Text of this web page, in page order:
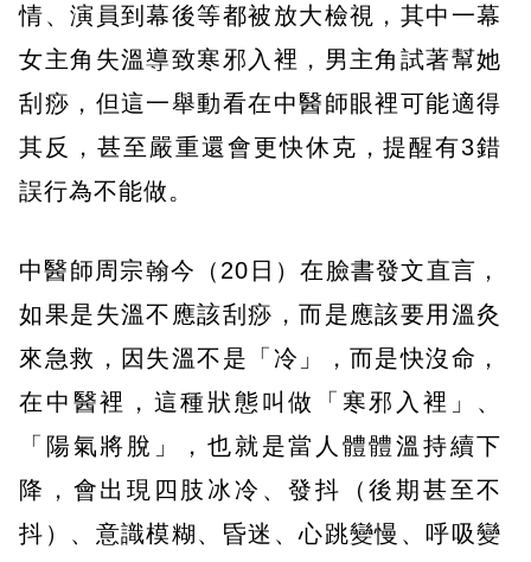
情、演員到幕後等都被放大檢視，其中一幕
女主角失溫導致寒邪入裡，男主角試著幫她
刮痧，但這一舉動看在中醫師眼裡可能適得
其反，甚至嚴重還會更快休克，提醒有3錯
誤行為不能做。
中醫師周宗翰今（20日）在臉書發文直言，
如果是失溫不應該刮痧，而是應該要用溫灸
來急救，因失溫不是「冷」，而是快沒命，
在中醫裡，這種狀態叫做「寒邪入裡」、
「陽氣將脫」，也就是當人體體溫持續下
降，會出現四肢冰冷、發抖（後期甚至不
抖）、意識模糊、昏迷、心跳變慢、呼吸變